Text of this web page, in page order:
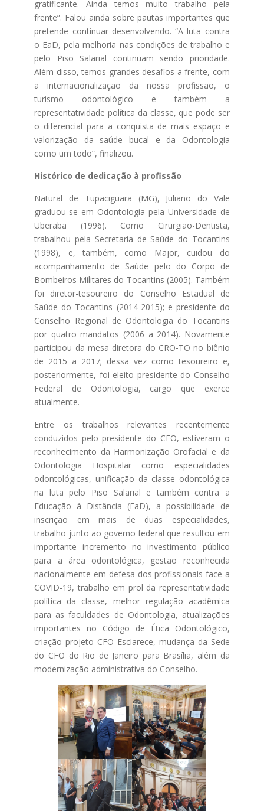
gratificante. Ainda temos muito trabalho pela
frente”. Falou ainda sobre pautas importantes que
pretende continuar desenvolvendo. “A luta contra
o EaD, pela melhoria nas condições de trabalho e
pelo Piso Salarial continuam sendo prioridade.
Além disso, temos grandes desafios a frente, com
a internacionalização da nossa profissão, o
turismo odontológico e também a
representatividade política da classe, que pode ser
o diferencial para a conquista de mais espaço e
valorização da saúde bucal e da Odontologia
como um todo”, finalizou.
Histórico de dedicação à profissão
Natural de Tupaciguara (MG), Juliano do Vale
graduou-se em Odontologia pela Universidade de
Uberaba (1996). Como Cirurgião-Dentista,
trabalhou pela Secretaria de Saúde do Tocantins
(1998), e, também, como Major, cuidou do
acompanhamento de Saúde pelo do Corpo de
Bombeiros Militares do Tocantins (2005). Também
foi diretor-tesoureiro do Conselho Estadual de
Saúde do Tocantins (2014-2015); e presidente do
Conselho Regional de Odontologia do Tocantins
por quatro mandatos (2006 a 2014). Novamente
participou da mesa diretora do CRO-TO no biênio
de 2015 a 2017; dessa vez como tesoureiro e,
posteriormente, foi eleito presidente do Conselho
Federal de Odontologia, cargo que exerce
atualmente.
Entre os trabalhos relevantes recentemente
conduzidos pelo presidente do CFO, estiveram o
reconhecimento da Harmonização Orofacial e da
Odontologia Hospitalar como especialidades
odontológicas, unificação da classe odontológica
na luta pelo Piso Salarial e também contra a
Educação à Distância (EaD), a possibilidade de
inscrição em mais de duas especialidades,
trabalho junto ao governo federal que resultou em
importante incremento no investimento público
para a área odontológica, gestão reconhecida
nacionalmente em defesa dos profissionais face a
COVID-19, trabalho em prol da representatividade
política da classe, melhor regulação acadêmica
para as faculdades de Odontologia, atualizações
importantes no Código de Ética Odontológico,
criação projeto CFO Esclarece, mudança da Sede
do CFO do Rio de Janeiro para Brasília, além da
modernização administrativa do Conselho.